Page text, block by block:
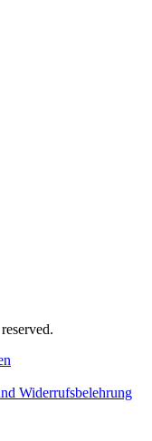
Widerrufsbelehrung